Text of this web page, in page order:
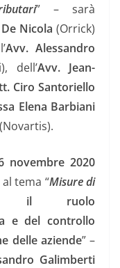
” – sarà
Nicola (Orrick)
Avv. Alessandro
dell’Avv. Jean-
Ciro Santoriello
Elena Barbiani
(Novartis).
novembre 2020
tema “Misure di
ruolo
e del controllo
delle aziende” –
Galimberti